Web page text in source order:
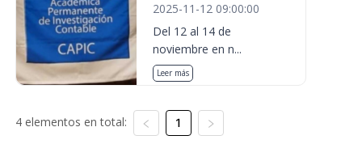
2025-11-12 09:00:00
Del 12 al 14 de
noviembre en n...
Leer más
4 elementos en total: 1